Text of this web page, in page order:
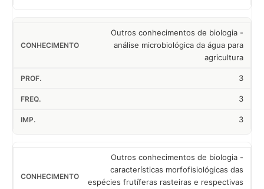
Outros conhecimentos de biologia -
análise microbiológica da água para
agricultura
3
3
3
Outros conhecimentos de biologia -
características morfofisiológicas das
espécies frutíferas rasteiras e respectivas